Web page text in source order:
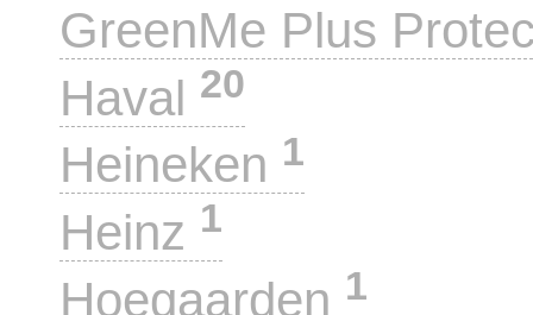
GreenMe Plus
Haval 20
Heineken 1
Heinz 1
Hoegaarden 1